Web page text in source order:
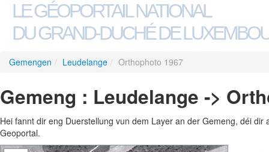
LE GÉOPORTAIL NATIONAL
DU GRAND-DUCHÉ DE
Gemengen / Leudelange / Orthophoto 1967
Gemeng : Leudelange ->
Hei fannt dir eng Duerstellung vun dem Layer an der Gemeng, déi
Geoportal.